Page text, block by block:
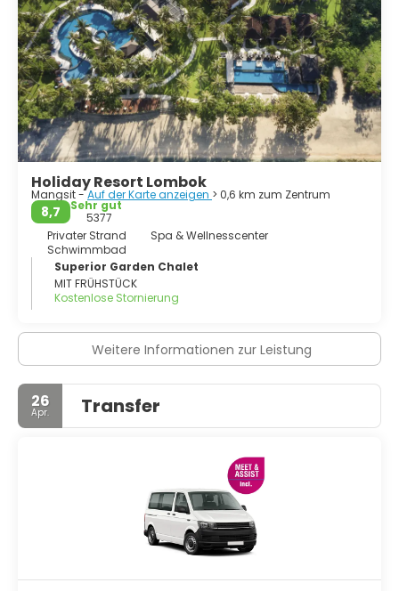
Traditionen leben, trägt zur gemächlichen Lebensart bei.
Im kleinen Touristenort Senggigi gibt eine Auswahl an
landestypischen Restaurants, Bars und
Einkaufsmöglichkeiten. Ein beliebtes Ausflugsziel sind die 3
Gili-Inseln mit ihren weißen Stränden. Als beste Reisezeit
gelten die Monate April bis November. In der Nebensaison
wird es ruhiger, das Meer kann aufgewühlt und evtl. nicht
schwimmbar sein.
Holiday Resort Lombok
Mangsit -Auf der Karte anzeigen > 0,6 km zum Zentrum
8,7
Sehr gut
5377
Privater Strand
Spa & Wellnesscenter
Schwimmbad
Superior Garden Chalet
MIT FRÜHSTÜCK
Kostenlose Stornierung
Weitere Informationen zur Leistung
26
Apr. Transfer